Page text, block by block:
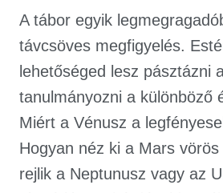
A tábor egyik
távcsöves megfigyelés.
lehetőséged lesz pásztázni
tanulmányozni a különböző
Miért a Vénusz a
Hogyan néz ki a Mars
rejlik a Neptunusz vagy az